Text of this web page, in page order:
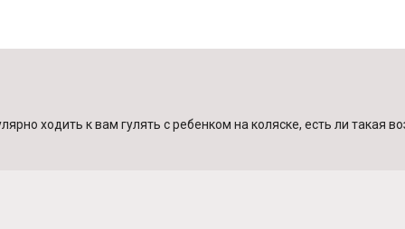
ходить к вам гулять с ребенком на коляске, есть ли такая